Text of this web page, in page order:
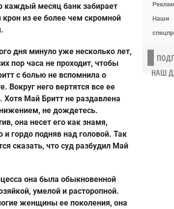
каждый месяц банк забирает
крон из ее более чем скромной
дня минуло уже несколько лет,
пор часа не проходит, чтобы
с болью не вспомнила о
Вокруг него вертятся все ее
Хотя Май Бритт не раздавлена
не дождетесь.
она несет его как знамя,
и гордо подняв над головой. Так
сказать, что суд разбудил Май
она была обыкновенной
умелой и расторопной.
женщины ее поколения, она
Наши
НАШ